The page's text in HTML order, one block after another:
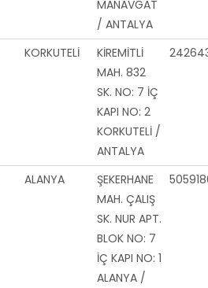
MANAVGAT
/ ANTALYA
KORKUTELİ
KİREMİTLİ
MAH. 832
SK. NO: 7 İÇ
KAPI NO: 2
KORKUTELİ /
ANTALYA
ALANYA
ŞEKERHANE
MAH. ÇALIŞ
SK. NUR APT.
BLOK NO: 7
İÇ KAPI NO: 1
ALANYA /